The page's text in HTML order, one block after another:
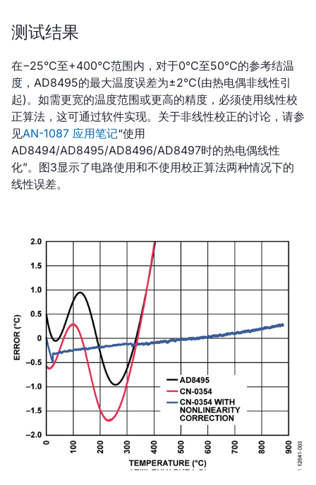
测试结果
在−25°C至+400°C范围内，对于0°C至50°C的参考结温
度，AD8495的最大温度误差为±2°C(由热电偶非线性引
起)。如需更宽的温度范围或更高的精度，必须使用线性校
正算法，这可通过软件实现。关于非线性校正的讨论，请参
见AN-1087 应用笔记“使用
AD8494/AD8495/AD8496/AD8497时的热电偶线性
化”。图3显示了电路使用和不使用校正算法两种情况下的
线性误差。